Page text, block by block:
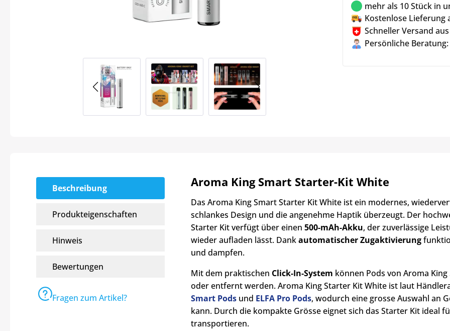
mehr als 10 Stück in
Kostenlose Lieferung
Schneller Versand
Persönliche Beratung:
Beschreibung
Produkteigenschaften
Hinweis
Bewertungen
Fragen zum Artikel?
Aroma King Smart Starter-Kit White
Das Aroma King Smart Starter Kit White ist ein modernes,
schlankes Design und die angenehme Haptik überzeugt. Der
Starter Kit verfügt über einen 500-mAh-Akku, der zuverlässige
wieder aufladen lässt. Dankautomatischer Zugaktivierung
und dampfen.
Mit dem praktischen Click-In-System können Pods von Aroma
oder entfernt werden. Aroma King Starter Kit White ist laut
Smart Pods und ELFA Pro Pods, wodurch eine grosse Auswahl an
kann. Durch die kompakte Grösse eignet sich das Starter Kit ideal
transportieren.